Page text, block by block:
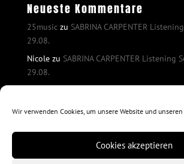
Wir verwenden Cookies, um unsere Website und
Cookies akzeptieren
Neueste Kommentare
25musiczu SABRINA CARPENTER
29.08.
Nicolezu SABRINA CARPENTER Listening
29.08.
SABRINA CARPENTER Listening